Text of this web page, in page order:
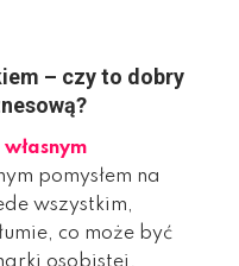
– czy to dobry
pomysłem na
wszystkim,
co może być
osobistej.